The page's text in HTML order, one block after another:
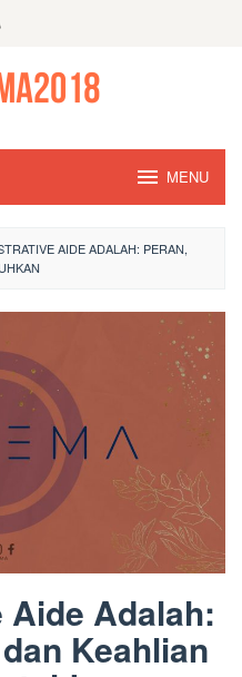
MENU
AIDE ADALAH: PERAN,
Adalah:
Keahlian